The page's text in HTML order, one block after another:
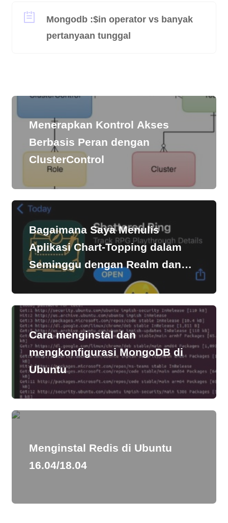
Mongodb :$in operator vs banyak
pertanyaan tunggal
Menerapkan Kontrol Akses
Berbasis Peran dengan
ClusterControl
Bagaimana Saya Menulis
Aplikasi Chart-Topping dalam
Seminggu dengan Realm dan
SwiftUI
Cara menginstal dan
mengkonfigurasi MongoDB di
Ubuntu
Menginstal Redis di Ubuntu
16.04/18.04